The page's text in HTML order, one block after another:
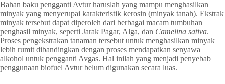
Bahan baku pengganti Avtur haruslah yang mampu menghasilkan
minyak yang menyerupai karakteristik kerosin (minyak tanah). Ekstrak
minyak tersebut dapat diperoleh dari berbagai macam tumbuhan
penghasil minyak, seperti Jarak Pagar, Alga, dan Camelina sativa.
Proses pengekstrakan tanaman tersebut untuk menghasilkan minyak
lebih rumit dibandingkan dengan proses mendapatkan senyawa
alkohol untuk pengganti Avgas. Hal inilah yang menjadi penyebab
penggunaan biofuel Avtur belum digunakan secara luas.